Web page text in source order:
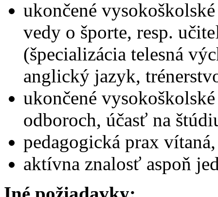
ukončené
vedy o športe, resp.
(špecializácia telesná
anglický jazyk,
ukončené
odboroch, účasť na
pedagogická prax vítaná,
aktívna znalosť aspoň